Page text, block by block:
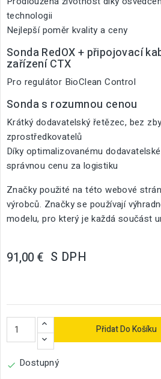
technologii
Nejlepší poměr kvality a ceny
Sonda RedOX + připojovací
zařízení CTX
Pro regulátor BioClean Control
Sonda s rozumnou cenou
Krátký dodavatelský řetězec, bez
zprostředkovatelů
Díky optimalizovanému
správnou cenu za logistiku
Značky použité na této webové
výrobců. Značky se používají
modelu, pro který je každá součást
91,00 € S DPH
Přidat Do Košíku
 Dostupný